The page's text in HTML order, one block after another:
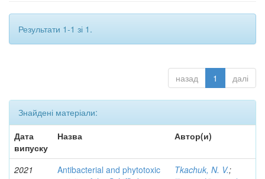
Результати 1-1 зі 1.
назад 1 далі
Знайдені матеріали:
Дата
випуску
Назва Автор(и)
2021
Antibacterial and phytotoxic
Tkachuk, N. V.;